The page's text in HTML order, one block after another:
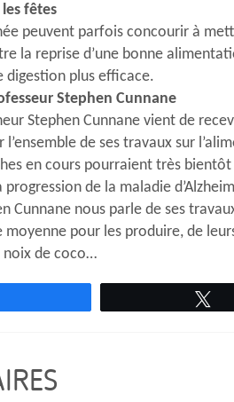
fêtes
peuvent parfois concourir à
la reprise d’une bonne
digestion plus efficace.
Stephen Cunnane
Stephen Cunnane vient de
l’ensemble de ses travaux sur
en cours pourraient très
de la maladie
Cunnane nous parle de ses
moyenne pour les produire, de
noix de coco…